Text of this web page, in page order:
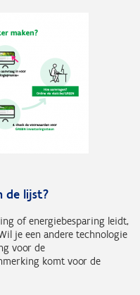
de lijst?
of energiebesparing leidt,
je een andere technologie
voor de
komtvoor de